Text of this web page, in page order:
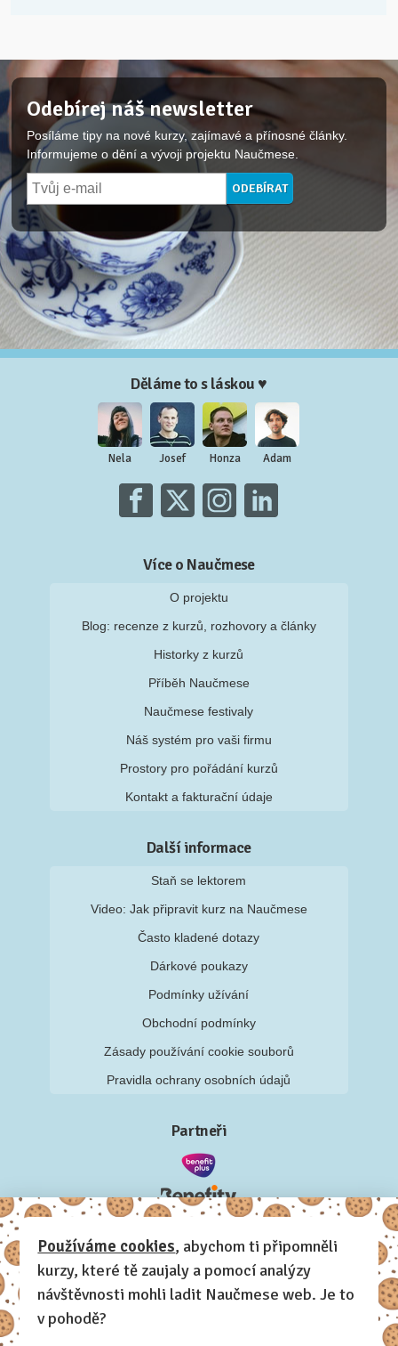
Odebírej náš newsletter
Posíláme tipy na nové kurzy, zajímavé a přínosné články.
Informujeme o dění a vývoji projektu Naučmese.
Děláme to s láskou ♥
Nela Josef Honza Adam
Více o Naučmese
O projektu
Blog: recenze z kurzů, rozhovory a články
Historky z kurzů
Příběh Naučmese
Naučmese festivaly
Náš systém pro vaši firmu
Prostory pro pořádání kurzů
Kontakt a fakturační údaje
Další informace
Staň se lektorem
Video: Jak připravit kurz na Naučmese
Často kladené dotazy
Dárkové poukazy
Podmínky užívání
Obchodní podmínky
Zásady používání cookie souborů
Pravidla ochrany osobních údajů
Partneři
Používáme cookies, abychom ti připomněli
kurzy, které tě zaujaly a pomocí analýzy
návštěvnosti mohli ladit Naučmese web. Je to
v pohodě?